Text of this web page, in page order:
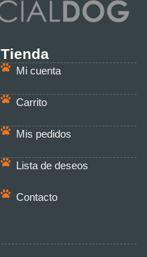
Tienda
Mi cuenta
Carrito
Mis pedidos
Lista de deseos
Contacto